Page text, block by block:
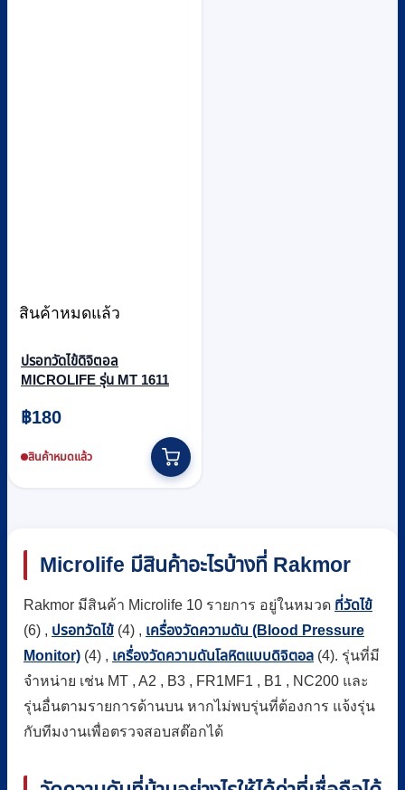
สินค้าหมดแล้ว
ปรอทวัดไข้ดิจิตอล
MICROLIFE รุ่น MT 1611
฿180
สินค้าหมดแล้ว
Microlife มีสินค้าอะไรบ้างที่ Rakmor
Rakmor มีสินค้า Microlife 10 รายการ อยู่ในหมวด ที่วัดไข้
(6) , ปรอทวัดไข้ (4) , เครื่องวัดความดัน (Blood Pressure
Monitor) (4) , เครื่องวัดความดันโลหิตแบบดิจิตอล (4). รุ่นที่มี
จำหน่าย เช่น MT , A2 , B3 , FR1MF1 , B1 , NC200 และ
รุ่นอื่นตามรายการด้านบน หากไม่พบรุ่นที่ต้องการ แจ้งรุ่น
กับทีมงานเพื่อตรวจสอบสต๊อกได้